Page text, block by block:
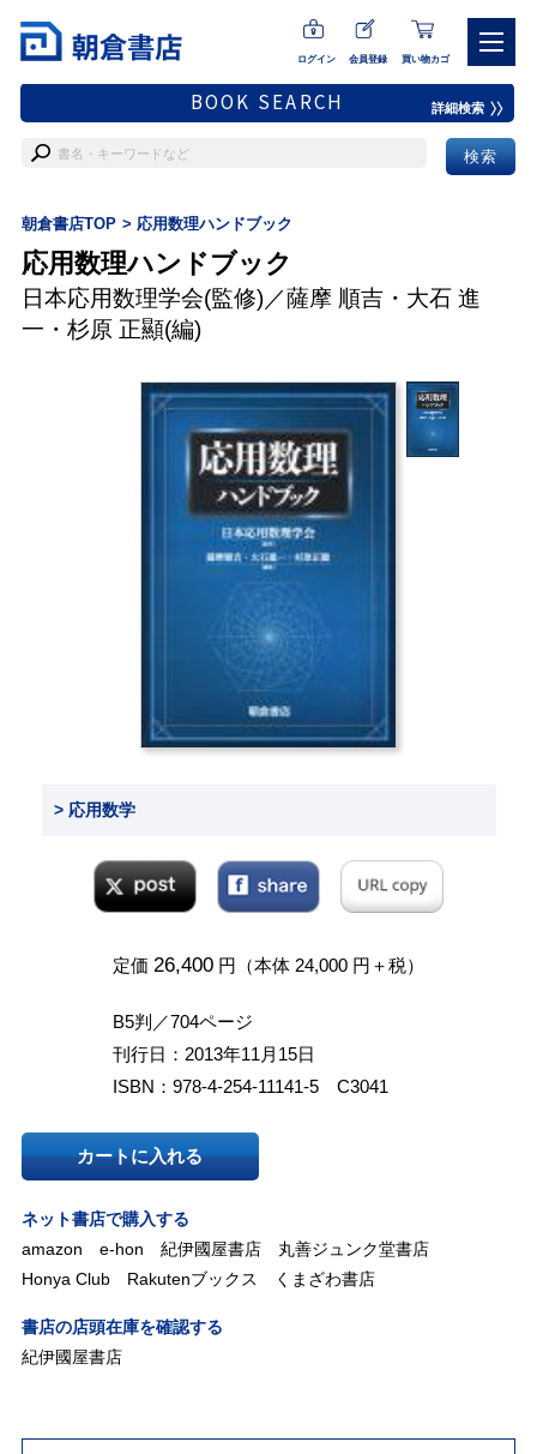
ログイン 会員登録 買い物カゴ
BOOK SEARCH 詳細検索
朝倉書店TOP 応用数理ハンドブック
応用数理ハンドブック
日本応用数理学会(監修)／薩摩 順吉・ 大石 進
一 ・ 杉原 正顯(編)
> 応用数学
定価 26,400 円（本体 24,000 円＋税）
B5判／704ページ
刊行日：2013年11月15日
ISBN：978-4-254-11141-5 C3041
カートに入れる
ネット書店で購入する
amazon
e-hon 紀伊國屋書店
丸善ジュンク堂書店
Honya Club
Rakutenブックス くまざわ書店
書店の店頭在庫を確認する
紀伊國屋書店